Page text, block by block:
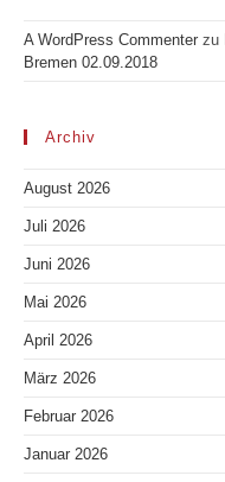
A WordPress Commenter zu
Bremen 02.09.2018
Archiv
August 2026
Juli 2026
Juni 2026
Mai 2026
April 2026
März 2026
Februar 2026
Januar 2026